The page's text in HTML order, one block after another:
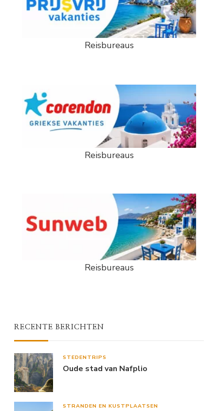
Reisbureaus
Reisbureaus
Reisbureaus
RECENTE BERICHTEN
STEDENTRIPS
Oude stad van Nafplio
STRANDEN EN KUSTPLAATSEN